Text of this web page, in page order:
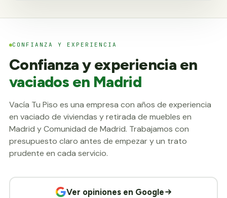
CONFIANZA Y EXPERIENCIA
Confianza y experiencia en
vaciados en Madrid
Vacía Tu Piso es una empresa con años de experiencia
en vaciado de viviendas y retirada de muebles en
Madrid y Comunidad de Madrid. Trabajamos con
presupuesto claro antes de empezar y un trato
prudente en cada servicio.
Ver opiniones en Google